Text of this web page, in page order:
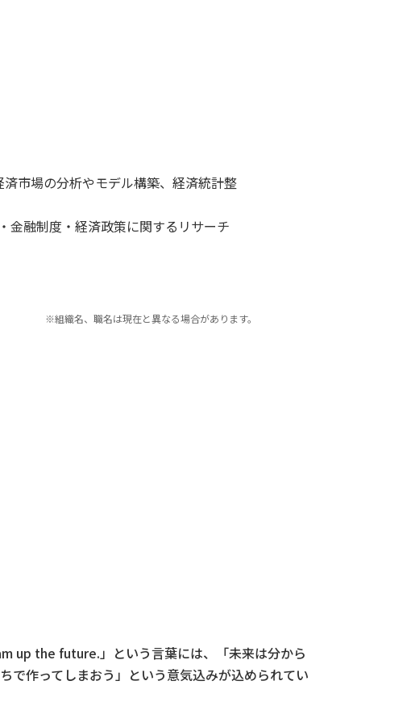
市場の分析やモデル構築、経済統計整
金融制度・経済政策に関するリサーチ
※組織名、職名は現在と異なる場合があります。
up the future.」という言葉には、「未来は分から
で作ってしまおう」という意気込みが込められてい